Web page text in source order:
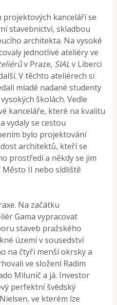
projektových kanceláří se
stavebnictví, skladbou
architekta. Na vysoké
jednotlivé ateliéry ve
v Praze, SIALv Liberci
V těchto ateliérech si
mladé nadané studenty
školách. Vedle
kanceláře, které na kvalitu
vydaly se cestou
bylo projektování
architektů, kteří se
prostředí a někdy se jim
II nebo sídliště
Na začátku
Gama vypracovat
staveb pražského
území v sousedství
na čtyři menší okrsky a
ve složení Radim
Milunič a já. Investor
perfektní švédský
ve kterém lze